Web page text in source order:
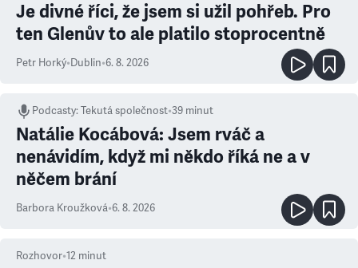
Je divné říci, že jsem si užil pohřeb. Pro
ten Glenův to ale platilo stoprocentně
Petr Horký•Dublin•6. 8. 2026
Podcasty:Tekutá společnost•39 minut
Natálie Kocábová: Jsem rváč a
nenávidím, když mi někdo říká ne a v
něčem brání
Barbora Kroužková•6. 8. 2026
Rozhovor•12 minut